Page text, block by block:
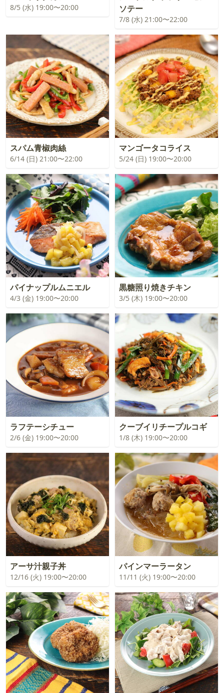
8/5 (水) 19:00〜20:00
ソテー
7/8 (水) 21:00〜22:00
スパム青椒肉絲
6/14 (日) 21:00〜22:00
マンゴータコライス
5/24 (日) 19:00〜20:00
パイナップルムニエル
4/3 (金) 19:00〜20:00
黒糖照り焼きチキン
3/5 (木) 19:00〜20:00
ラフテーシチュー
2/6 (金) 19:00〜20:00
クーブイリチープルコギ
1/8 (木) 19:00〜20:00
アーサ汁親子丼
12/16 (火) 19:00〜20:00
パインマーラータン
11/11 (火) 19:00〜20:00